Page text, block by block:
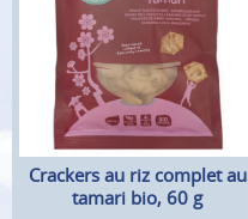
Crackers au riz complet au
tamari bio, 60 g